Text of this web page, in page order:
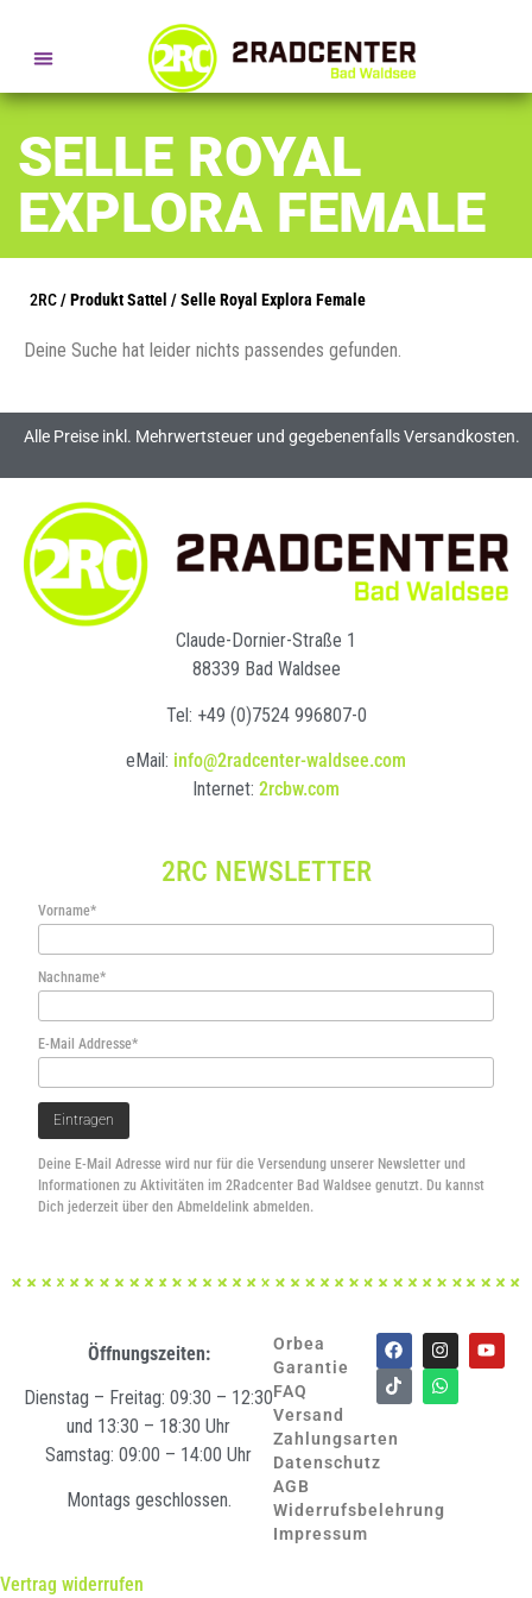
SELLE ROYAL
EXPLORA FEMALE
2RC/ Produkt Sattel / Selle Royal Explora Female
Deine Suche hat leider nichts passendes gefunden.
Alle Preise inkl. Mehrwertsteuer und gegebenenfalls Versandkosten.
Claude-Dornier-Straße 1
88339 Bad Waldsee
Tel: +49 (0)7524 996807-0
eMail: info@2radcenter-waldsee.com
Internet: 2rcbw.com
2RC NEWSLETTER
Vorname*
Nachname*
E-Mail Addresse*
Deine E-Mail Adresse wird nur für die Versendung unserer Newsletter und
Informationen zu Aktivitäten im 2Radcenter Bad Waldsee genutzt. Du kannst
Dich jederzeit über den Abmeldelink abmelden.
Öffnungszeiten:
Dienstag – Freitag: 09:30 – 12:30
und 13:30 – 18:30 Uhr
Samstag: 09:00 – 14:00 Uhr
Montags geschlossen.
Orbea
Garantie
FAQ
Versand
Zahlungsarten
Datenschutz
AGB
Widerrufsbelehrung
Impressum
Vertrag widerrufen